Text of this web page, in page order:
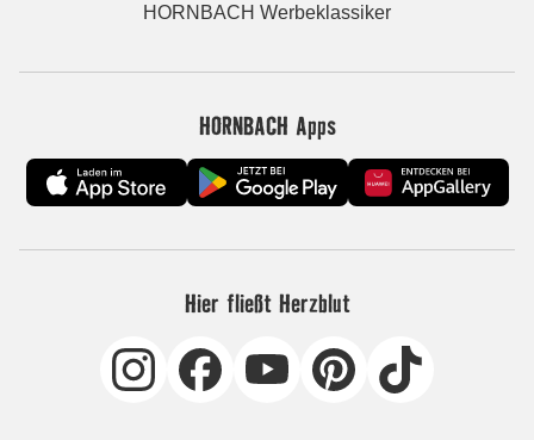
HORNBACH Werbeklassiker
HORNBACH Apps
Hier fließt Herzblut